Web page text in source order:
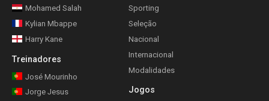
Mohamed Salah
Kylian Mbappe
Harry Kane
Treinadores
José Mourinho
Jorge Jesus
Sporting
Seleção
Nacional
Internacional
Modalidades
Jogos